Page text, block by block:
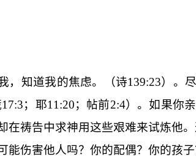
，知道我的焦虑。（诗139:23）。
17:3；耶11:20；帖前2:4）。如果你
在祷告中求神用这些艰难来试炼他
能伤害他人吗？你的配偶？你的孩